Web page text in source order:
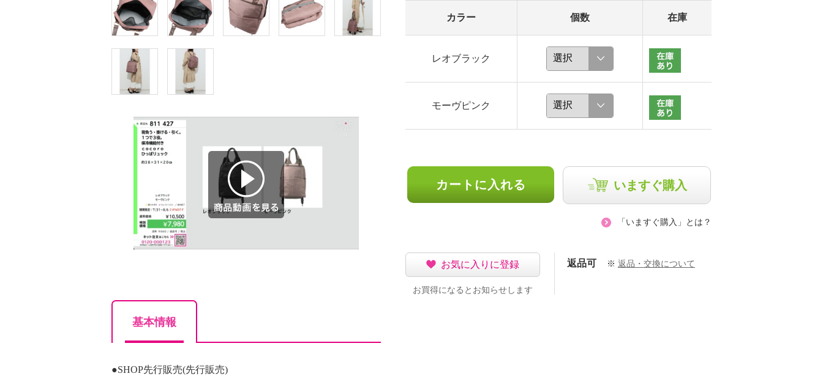
基本情報
●SHOP先行販売(先行販売)
カラー 個数 在庫
レオブラック
モーヴピンク
カートに入れる いますぐ購入
「いますぐ購入」とは？
お気に入りに登録
お買得になるとお知らせします
返品可 ※ 返品・交換について